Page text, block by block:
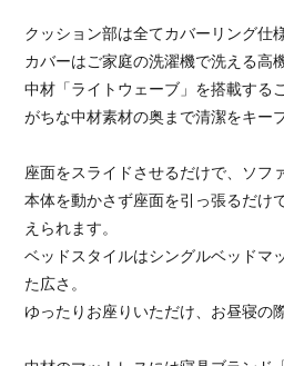
クッション部は全てカバーリング仕様
カバーはご家庭の洗濯機で洗える高
中材「ライトウェーブ」を搭載する
がちな中材素材の奥まで清潔をキー
座面をスライドさせるだけで、ソフ
本体を動かさず座面を引っ張るだけ
えられます。
ベッドスタイルはシングルベッドマ
た広さ。
ゆったりお座りいただけ、お昼寝の